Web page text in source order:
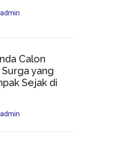
admin
Calon
yang
Sejak di
admin